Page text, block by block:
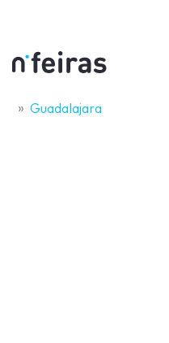
Guadalajara